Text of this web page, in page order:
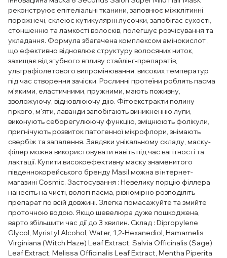
реконструює епітеліальні тканини, заповнює міжклітинні
порожнечі, склеює кутикулярні лусочки, запобігає сухості,
стоншенню та ламкості волосків, полегшує розчісування та
укладання. Формула збагачена комплексом амінокислот ,
що ефективно відновлює структуру волосяних ниток,
захищає від згубного впливу стайлінг-препаратів,
ультрафіолетового випромінювання, високих температур
під час створення зачіски. Рослинні протеїни роблять пасма
м'якими, еластичними, пружними, мають поживну,
зволожуючу, відновлюючу дію. Фітоекстракти полину
гіркого, м'яти, лаванди запобігають виникненню лупи,
виконують себорегулюючу функцію, зміцнюють фолікули,
пригнічують розвиток патогенної мікрофлори, знімають
свербіж та запалення. Завдяки унікальному складу, маску-
філер можна використовувати навіть під час вагітності та
лактації. Купити високоефективну маску знаменитого
південнокорейського бренду Masil можна в інтернет-
магазині Cosmic. Застосування : Невелику порцію філлера
нанесіть на чисті, вологі пасма, рівномірно розподіліть
препарат по всій довжині. Злегка помасажуйте та змийте
проточною водою. Якщо шевелюра дуже пошкоджена,
варто збільшити час дії до 3 хвилин. Склад : Dipropylene
Glycol, Myristyl Alcohol, Water, 1,2-Hexanediol, Hamamelis
Virginiana (Witch Haze) Leaf Extract, Salvia Officinalis (Sage)
Leaf Extract, Melissa Officinalis Leaf Extract, Mentha Piperita